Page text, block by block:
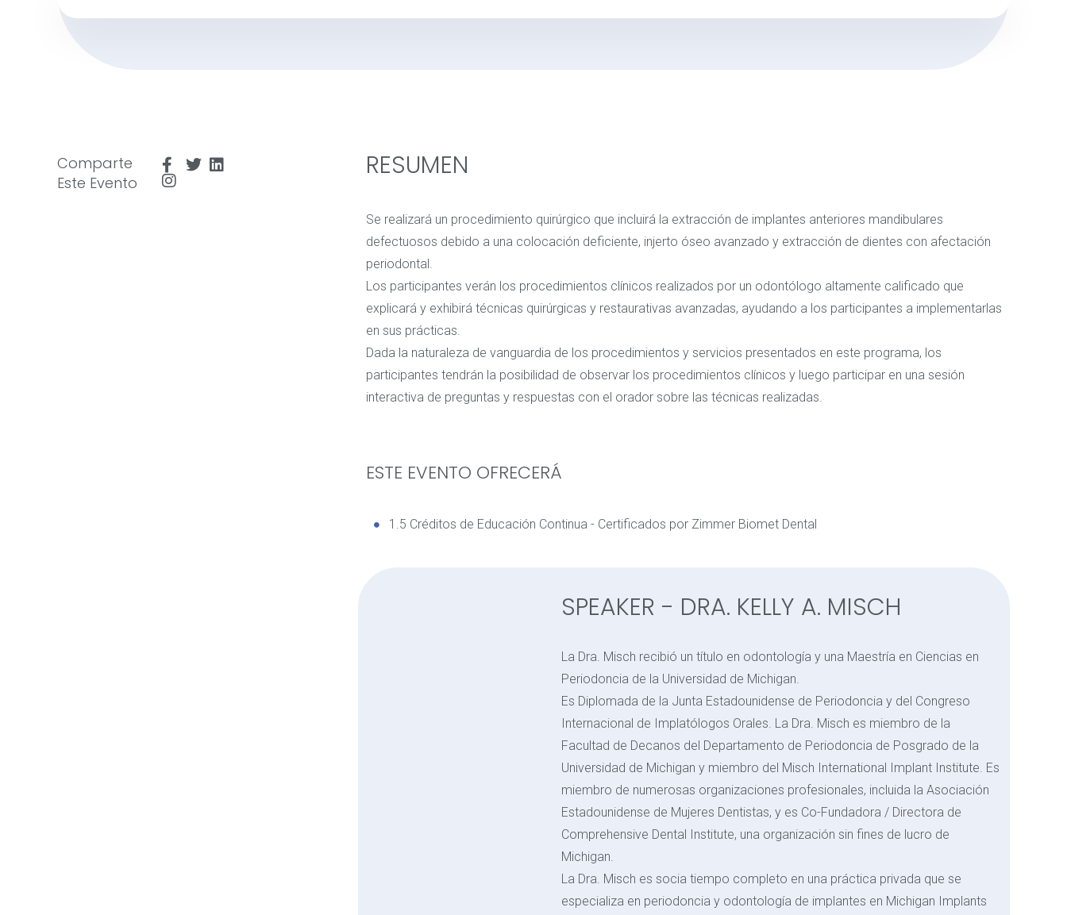
Comparte
Este Evento
RESUMEN
Se realizará un procedimiento quirúrgico que incluirá la extracción de implantes anteriores mandibulares
defectuosos debido a una colocación deficiente, injerto óseo avanzado y extracción de dientes con afectación
periodontal.
Los participantes verán los procedimientos clínicos realizados por un odontólogo altamente calificado que
explicará y exhibirá técnicas quirúrgicas y restaurativas avanzadas, ayudando a los participantes a implementarlas
en sus prácticas.
Dada la naturaleza de vanguardia de los procedimientos y servicios presentados en este programa, los
participantes tendrán la posibilidad de observar los procedimientos clínicos y luego participar en una sesión
interactiva de preguntas y respuestas con el orador sobre las técnicas realizadas.
ESTE EVENTO OFRECERÁ
1.5 Créditos de Educación Continua - Certificados por Zimmer Biomet Dental
SPEAKER - DRA. KELLY A. MISCH
La Dra. Misch recibió un título en odontología y una Maestría en Ciencias en
Periodoncia de la Universidad de Michigan.
Es Diplomada de la Junta Estadounidense de Periodoncia y del Congreso
Internacional de Implatólogos Orales. La Dra. Misch es miembro de la
Facultad de Decanos del Departamento de Periodoncia de Posgrado de la
Universidad de Michigan y miembro del Misch International Implant Institute. Es
miembro de numerosas organizaciones profesionales, incluida la Asociación
Estadounidense de Mujeres Dentistas, y es Co-Fundadora / Directora de
Comprehensive Dental Institute, una organización sin fines de lucro de
Michigan.
La Dra. Misch es socia tiempo completo en una práctica privada que se
especializa en periodoncia y odontología de implantes en Michigan Implants